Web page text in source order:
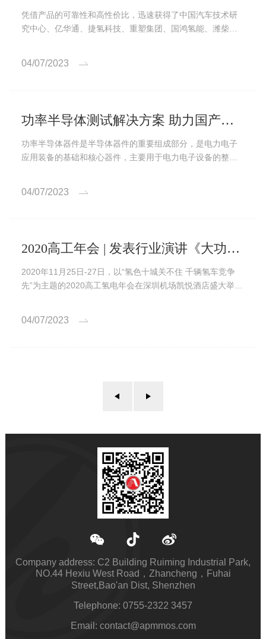
凭借产品的可靠性和高性价比，迅速获得了中国汽车技术研
究中心、亿华通、捷氢科技、重塑集团、国鸿氢能、潍柴动
04/07/2023
功率半导体测试解决方案 助力国产功率半导体快速发展
功率半导体器件是半导体器件的重要组成部分，是电力电子
应用装备的基础和核心器件，主要用于电力电子设备的整
04/07/2023
2020高工年会 | 发表行业演讲《大功率燃料电池测试设备挑战与机遇》
2020年11月25日-27日，以“氢色十城关不住 千辆氢车竞争
先”为主题的2020高工氢电年会在深圳机场凯悦酒店盛大举
04/07/2023
Company address: C2 Building Ruiming Industrial Park,
NO.44 Hexiu West Road，Zhancheng，Fuhai
Street,Bao'an Dist, Shenzhen
Telephone: 0755-2322 3457
Email: contact@apmmos.com